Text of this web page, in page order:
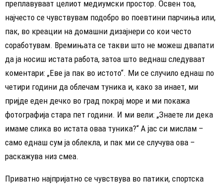
преплавуваат целиот медиумски простор. Освен тоа,
најчесто се чувствувам подобро во поевтини парчиња или,
пак, во креации на домашни дизајнери со кои често
соработувам. Времињата се такви што не можеш двапати
да ја носиш истата работа, затоа што веднаш следуваат
коментари: „Еве ја пак во истото“. Ми се случило еднаш по
четири години да облечам туника и, како за инает, ми
пријде еден дечко во град покрај море и ми покажа
фотографија стара пет години. И ми вели: „Знаете ли дека
имаме слика во истата оваа туника?“ А јас си мислам –
само еднаш сум ја облекла, и пак ми се случува ова –
раскажува низ смеа.
Приватно најпријатно се чувствува во патики, спортска